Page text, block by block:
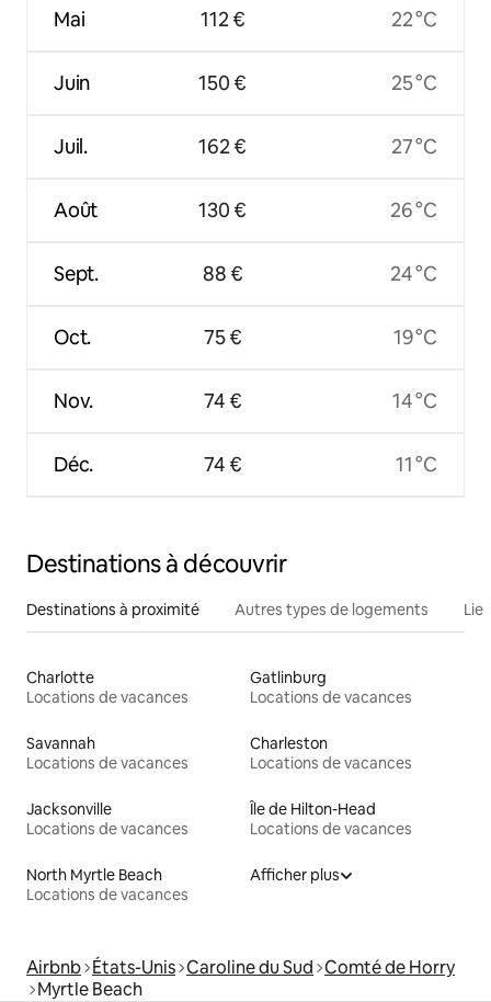
Mai
Juin
Juil.
Août
Sept.
Oct.
Nov.
Déc.
112 €
150 €
162 €
130 €
88 €
75 €
74 €
74 €
22 °C
25 °C
27 °C
26 °C
24 °C
19 °C
14 °C
11 °C
Destinations à découvrir
Destinations à proximité Autres types de logements
Charlotte
Locations de vacances
Gatlinburg
Locations de vacances
Savannah
Locations de vacances
Charleston
Locations de vacances
Jacksonville
Locations de vacances
Île de Hilton-Head
Locations de vacances
North Myrtle Beach
Locations de vacances
Afficher plus
Airbnb États-Unis Caroline du Sud Comté de Horry
Myrtle Beach